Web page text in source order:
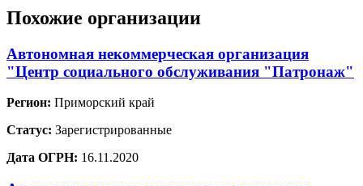
Похожие организации
Автономная некоммерческая организация
"Центр социального обслуживания "Патронаж"
Регион: Приморский край
Статус: Зарегистрированные
Дата ОГРН: 16.11.2020